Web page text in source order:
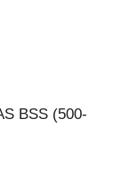
BSS (500-